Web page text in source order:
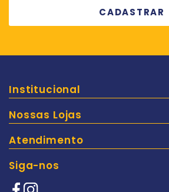
Institucional
Nossas Lojas
Atendimento
Siga-nos